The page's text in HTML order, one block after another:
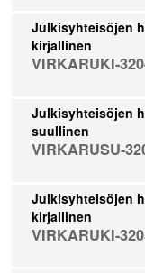
Julkisyhteisöjen
kirjallinen
VIRKARUKI-
Julkisyhteisöjen
suullinen
VIRKARUSU-
Julkisyhteisöjen
kirjallinen
VIRKARUKI-